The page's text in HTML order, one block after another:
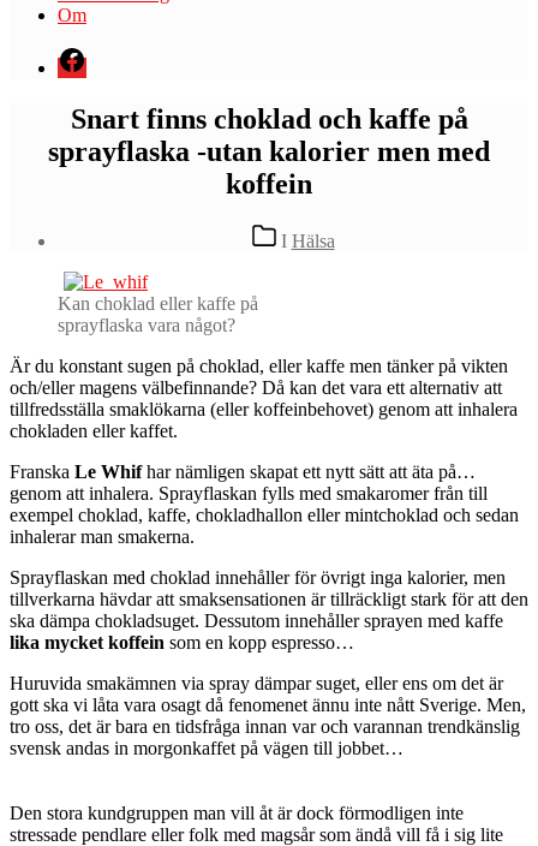
Om
Menyval
Snart finns choklad och kaffe på
sprayflaska -utan kalorier men med
koffein
Kategorier
I Hälsa
Kan choklad eller kaffe på
sprayflaska vara något?
Är du konstant sugen på choklad, eller kaffe men tänker på vikten
och/eller magens välbefinnande? Då kan det vara ett alternativ att
tillfredsställa smaklökarna (eller koffeinbehovet) genom att inhalera
chokladen eller kaffet.
Franska Le Whifhar nämligen skapat ett nytt sätt att äta på…
genom att inhalera. Sprayflaskan fylls med smakaromer från till
exempel choklad, kaffe, chokladhallon eller mintchoklad och sedan
inhalerar man smakerna.
Sprayflaskan med choklad innehåller för övrigt inga kalorier, men
tillverkarna hävdar att smaksensationen är tillräckligt stark för att den
ska dämpa chokladsuget. Dessutom innehåller sprayen med kaffe
lika mycket koffein som en kopp espresso…
Huruvida smakämnen via spray dämpar suget, eller ens om det är
gott ska vi låta vara osagt då fenomenet ännu inte nått Sverige. Men,
tro oss, det är bara en tidsfråga innan var och varannan trendkänslig
svensk andas in morgonkaffet på vägen till jobbet…
Den stora kundgruppen man vill åt är dock förmodligen inte
stressade pendlare eller folk med magsår som ändå vill få i sig lite